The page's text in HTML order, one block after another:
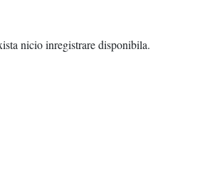
nicio inregistrare disponibila.